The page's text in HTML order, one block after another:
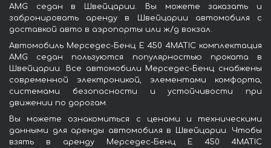
AMG седан в Швейцарии. Вы можете заказать и
забронировать аренду в Швейцарии автомобиля с
доставкой авто в аэропорты или ж/д вокзал.
Автомобиль Мерседес-Бенц E 450 4MATIC комплектация
AMG седан пользуются популярностью проката в
Швейцарии. Все автомобили Мерседес-Бенц снабжены
современной электроникой, элементами комфорта,
системами безопасности и устойчивости при
движении по дорогам.
Вы можете ознакомиться с ценами и техническими
данными для аренды автомобиля в Швейцарии. Чтобы
взять в аренду Мерседес-Бенц E 450 4MATIC